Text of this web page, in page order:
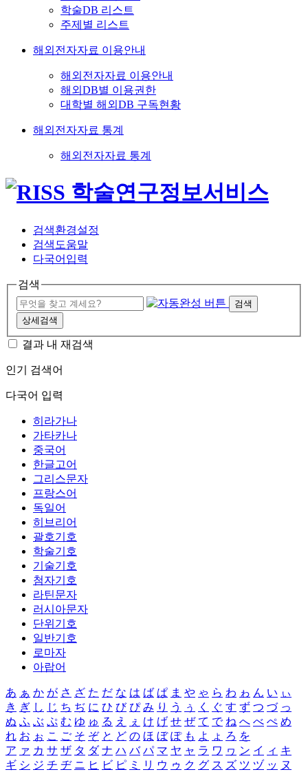
학술DB 리스트
주제별 리스트
해외전자자료 이용안내
해외전자자료 이용안내
해외DB별 이용권한
대학별 해외DB 구독현황
해외전자자료 통계
해외전자자료 통계
검색환경설정
검색도움말
다국어입력
검색
검색
상세검색
결과 내 재검색
인기 검색어
다국어 입력
히라가나
가타카나
중국어
한글고어
그리스문자
프랑스어
독일어
히브리어
괄호기호
학술기호
기술기호
첨자기호
라틴문자
러시아문자
단위기호
일반기호
로마자
아랍어
あ ぁ か が さ ざ た だ な は ば ぱ ま や ゃ ら わ ゎ ん い ぃ
き ぎ し じ ち ぢ に ひ び ぴ み り う ぅ く ぐ す ず つ づ っ
ぬ ふ ぶ ぷ む ゆ ゅ る え ぇ け げ せ ぜ て で ね へ べ ぺ め
れ お ぉ こ ご そ ぞ と ど の ほ ぼ ぽ も よ ょ ろ を
ア ァ カ サ ザ タ ダ ナ ハ バ パ マ ヤ ャ ラ ワ ヮ ン イ ィ キ
ギ シ ジ チ ヂ ニ ヒ ビ ピ ミ リ ウ ゥ ク グ ス ズ ツ ヅ ッ ヌ